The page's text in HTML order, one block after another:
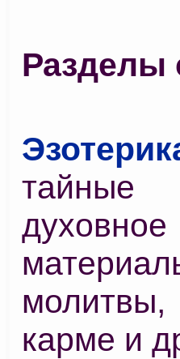
Разделы
тайные
карме и